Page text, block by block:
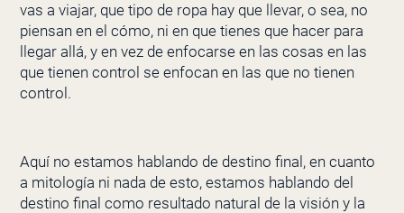
vas a viajar, que tipo de ropa hay que llevar, o sea, no
piensan en el cómo, ni en que tienes que hacer para
llegar allá, y en vez de enfocarse en las cosas en las
que tienen control se enfocan en las que no tienen
control.
Aquí no estamos hablando de destino final, en cuanto
a mitología ni nada de esto, estamos hablando del
destino final como resultado natural de la visión y la